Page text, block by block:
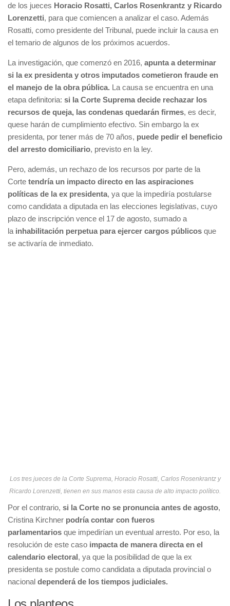
de los jueces Horacio Rosatti, Carlos Rosenkrantz y Ricardo
Lorenzetti, para que comiencen a analizar el caso. Además
Rosatti, como presidente del Tribunal, puede incluir la causa en
el temario de algunos de los próximos acuerdos.
La investigación, que comenzó en 2016, apunta a determinar
si la ex presidenta y otros imputados cometieron fraude en
el manejo de la obra pública. La causa se encuentra en una
etapa definitoria: si la Corte Suprema decide rechazar los
recursos de queja, las condenas quedarán firmes, es decir,
quese harán de cumplimiento efectivo. Sin embargo la ex
presidenta, por tener más de 70 años, puede pedir el beneficio
del arresto domiciliario, previsto en la ley.
Pero, además, un rechazo de los recursos por parte de la
Corte tendría un impacto directo en las aspiraciones
políticas de la ex presidenta, ya que la impediría postularse
como candidata a diputada en las elecciones legislativas, cuyo
plazo de inscripción vence el 17 de agosto, sumado a
la inhabilitación perpetua para ejercer cargos públicos que
se activaría de inmediato.
Los tres jueces de la Corte Suprema, Horacio Rosatti, Carlos Rosenkrantz y
Ricardo Lorenzetti, tienen en sus manos esta causa de alto impacto político.
Por el contrario, si la Corte no se pronuncia antes de agosto,
Cristina Kirchner podría contar con fueros
parlamentarios que impedirían un eventual arresto. Por eso, la
resolución de este caso impacta de manera directa en el
calendario electoral, ya que la posibilidad de que la ex
presidenta se postule como candidata a diputada provincial o
nacional dependerá de los tiempos judiciales.